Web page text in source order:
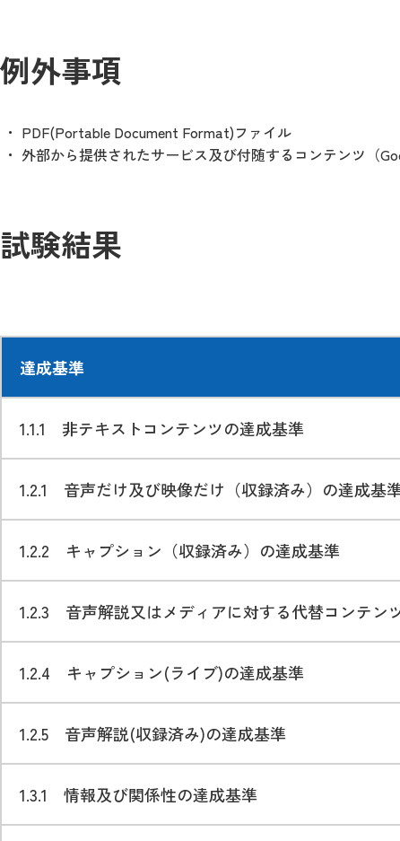
例外事項
PDF(Portable Document Format)ファイル
外部から提供されたサービス及び付随するコンテンツ（
試験結果
達成基準
1.1.1 非テキストコンテンツの達成基準
1.2.1 音声だけ及び映像だけ（収録済み）の達成基
1.2.2 キャプション（収録済み）の達成基準
1.2.3 音声解説又はメディアに対する代替コンテン
1.2.4 キャプション(ライブ)の達成基準
1.2.5 音声解説(収録済み)の達成基準
1.3.1 情報及び関係性の達成基準